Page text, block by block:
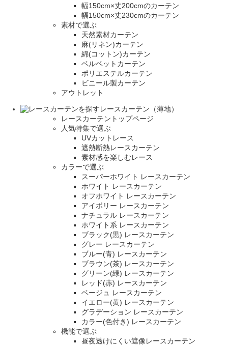
幅150cm×丈200cmのカーテン
幅150cm×丈230cmのカーテン
素材で選ぶ
天然素材カーテン
麻(リネン)カーテン
綿(コットン)カーテン
ベルベットカーテン
ポリエステルカーテン
ビニール製カーテン
アウトレット
レースカーテン（薄地）
レースカーテントップページ
人気特集で選ぶ
UVカットレース
遮熱断熱レースカーテン
素材感を楽しむレース
カラーで選ぶ
スーパーホワイト レースカーテン
ホワイト レースカーテン
オフホワイト レースカーテン
アイボリー レースカーテン
ナチュラル レースカーテン
ホワイト系 レースカーテン
ブラック(黒) レースカーテン
グレー レースカーテン
ブルー(青) レースカーテン
ブラウン(茶) レースカーテン
グリーン(緑) レースカーテン
レッド(赤) レースカーテン
ベージュ レースカーテン
イエロー(黄) レースカーテン
グラデーション レースカーテン
カラー(色付き) レースカーテン
機能で選ぶ
昼夜透けにくい遮像レースカーテン